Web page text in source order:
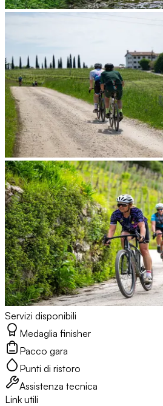
Servizi disponibili
Medaglia finisher
Pacco gara
Punti di ristoro
Assistenza tecnica
Link utili